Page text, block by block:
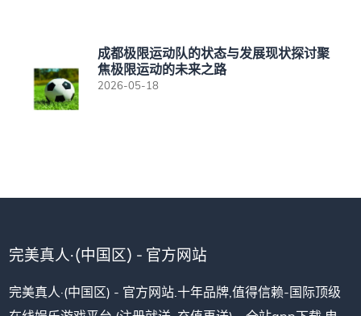
成都极限运动队的状态与发展现状探讨聚
焦极限运动的未来之路
2026-05-18
完美真人·(中国区) - 官方网站
完美真人·(中国区) - 官方网站.十年品牌,值得信赖-国际顶级